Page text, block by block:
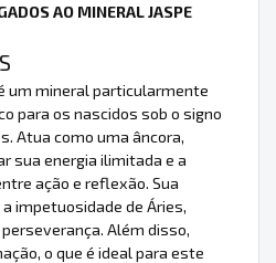
AO MINERAL JASPE
um mineral particularmente
para os nascidos sob o signo
Atua como uma âncora,
sua energia ilimitada e a
ação e reflexão. Sua
impetuosidade de Áries,
Além disso,
o que é ideal para este